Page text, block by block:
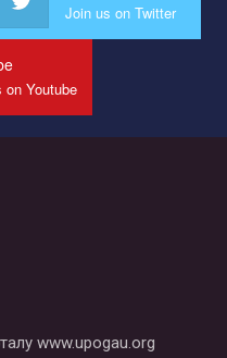
помочь нам реализовать
на почве
на наш канал YouTube
видео.
Join us on Twitter
on Youtube
www.upogau.org